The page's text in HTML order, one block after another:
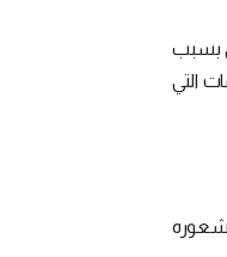
بسبب
التي
شعوره